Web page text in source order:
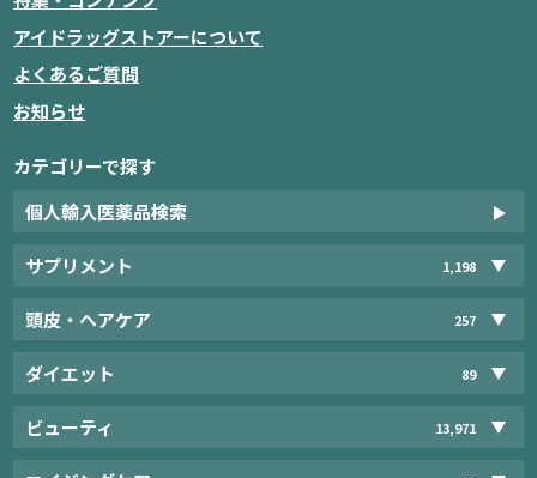
アイドラッグストアーについて
よくあるご質問
お知らせ
カテゴリーで探す
個人輸入医薬品検索
サプリメント 1,198
頭皮・ヘアケア 257
ダイエット 89
ビューティ 13,971